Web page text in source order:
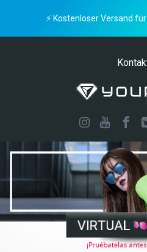
⚡ Kostenloser Versand